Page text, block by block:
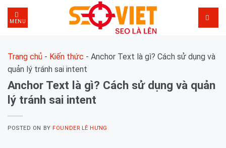
Skip
content
MENU
Trang chủ - Kiến thức - Anchor Text là gì? Cách sử dụng và
quản lý tránh sai intent
Anchor Text là gì? Cách sử dụng và quản
lý tránh sai intent
POSTED ON BYFOUNDER LÊ HƯNG